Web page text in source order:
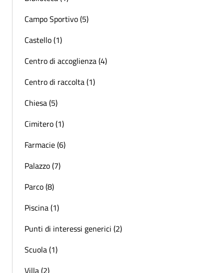
Campo Sportivo (5)
Castello (1)
Centro di accoglienza (4)
Centro di raccolta (1)
Chiesa (5)
Cimitero (1)
Farmacie (6)
Palazzo (7)
Parco (8)
Piscina (1)
Punti di interessi generici (2)
Scuola (1)
Villa (2)